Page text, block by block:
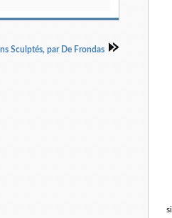
Sculptés, par De Frondas